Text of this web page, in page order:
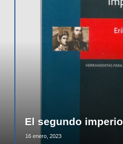
El segundo imperio
16 enero, 2023